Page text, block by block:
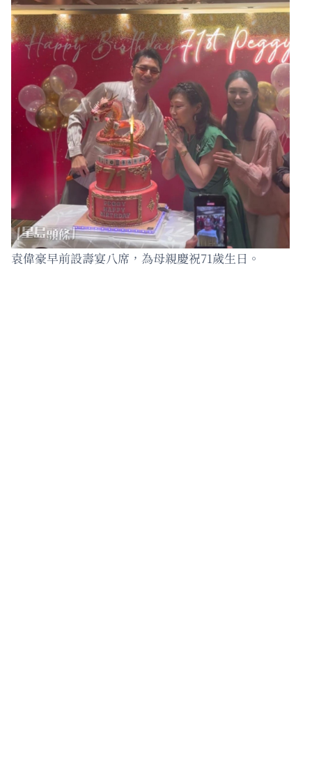
袁偉豪早前設壽宴八席，為母親慶祝71歲生日。